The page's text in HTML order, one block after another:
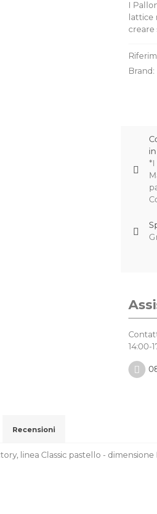
I
lattice
creare
Brand:
*I
14:00-
Recensioni
linea Classic pastello -